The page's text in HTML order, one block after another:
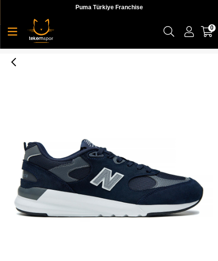
Puma Türkiye Franchise
0